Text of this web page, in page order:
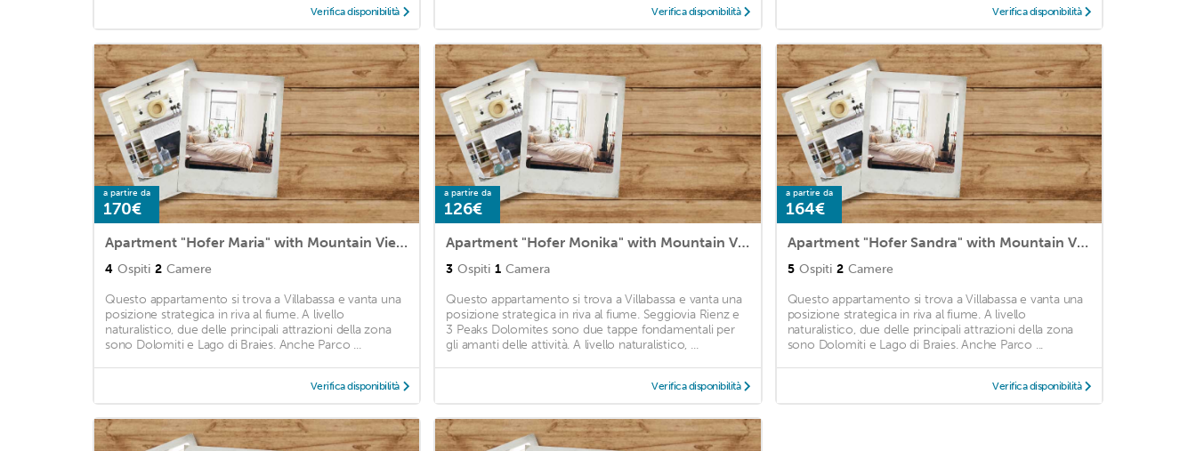
Verifica disponibilità Verifica disponibilità Verifica disponibilità
a partire da
170€
Apartment "Hofer Maria" with Mountain View, Wi-Fi, Terrace & Garden
4 Ospiti 2 Camere
Questo appartamento si trova a Villabassa e vanta una
posizione strategica in riva al fiume. A livello
naturalistico, due delle principali attrazioni della zona
sono Dolomiti e Lago di Braies. Anche Parco ...
Verifica disponibilità
a partire da
126€
Apartment "Hofer Monika" with Mountain View, Wi-Fi, Balcony & Garden
3 Ospiti 1 Camera
Questo appartamento si trova a Villabassa e vanta una
posizione strategica in riva al fiume. Seggiovia Rienz e
3 Peaks Dolomites sono due tappe fondamentali per
gli amanti delle attività. A livello naturalistico, ...
Verifica disponibilità
a partire da
164€
Apartment "Hofer Sandra" with Mountain View, Wi-Fi, Terrace & Garden
5 Ospiti 2 Camere
Questo appartamento si trova a Villabassa e vanta una
posizione strategica in riva al fiume. A livello
naturalistico, due delle principali attrazioni della zona
sono Dolomiti e Lago di Braies. Anche Parco ...
Verifica disponibilità